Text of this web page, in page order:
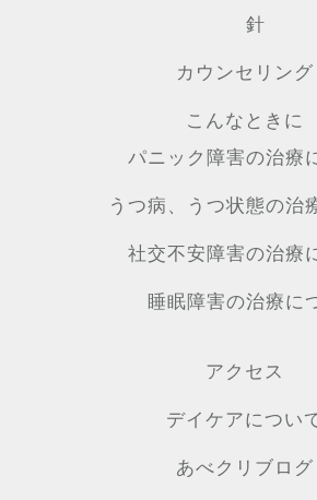
針
カウンセリング
こんなときに
パニック障害の治療
うつ病、うつ状態の治
社交不安障害の治療
睡眠障害の治療に
アクセス
デイケアについ
あべクリブログ